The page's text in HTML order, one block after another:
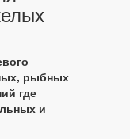
рыбных
где
и